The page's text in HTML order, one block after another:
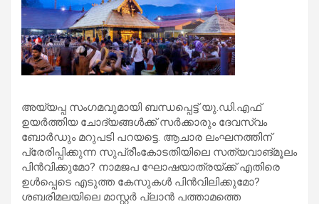
അയ്യപ്പ സംഗമവുമായി ബന്ധപ്പെട്ട് യു.ഡി.എഫ്
ഉയര്‍ത്തിയ ചോദ്യങ്ങള്‍ക്ക് സര്‍ക്കാരും ദേവസ്വം
ബോര്‍ഡും മറുപടി പറയട്ടെ. ആചാര ലംഘനത്തിന്
പ്രേരിപ്പിക്കുന്ന സുപ്രീംകോടതിയിലെ സത്യവാങ്മൂലം
പിന്‍വിക്കുമോ? നാമജപ ഘോഷയാത്രയ്ക്ക് എതിരെ
ഉള്‍പ്പെടെ എടുത്ത കേസുകള്‍ പിന്‍വിലിക്കുമോ?
ശബരിമലയിലെ മാസ്റ്റര്‍ പ്ലാന്‍ പത്താമത്തെ